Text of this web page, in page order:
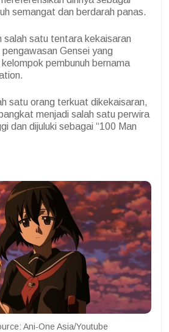
semangat dan berdarah panas.
salah satu tentara kekaisaran
Gensei yang
pembunuh bernama
satu orang terkuat dikekaisaran,
menjadi salah satu perwira
dan dijuluki sebagai “100 Man
Ani-One Asia/Youtube